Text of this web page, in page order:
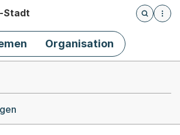
Stadt
Öffnet
Organisation